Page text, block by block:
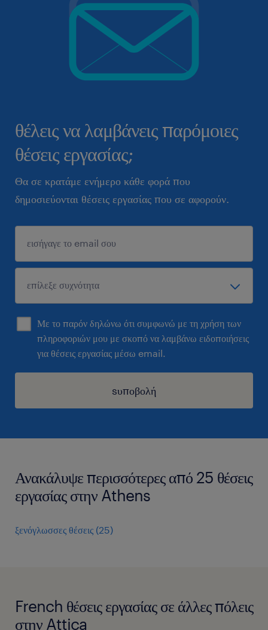
θέλεις να λαμβάνεις παρόμοιες
θέσεις εργασίας;
Θα σε κρατάμε ενήμερο κάθε φορά που
δημοσιεύονται θέσεις εργασίας που σε αφορούν.
Με το παρόν δηλώνω ότι συμφωνώ με τη χρήση των
πληροφοριών μου με σκοπό να λαμβάνω ειδοποιήσεις
για θέσεις εργασίας μέσω email.
sυποβολή
Ανακάλυψε περισσότερες από 25 θέσεις
εργασίας στην Athens
ξενόγλωσσες θέσεις (25)
French θέσεις εργασίας σε άλλες πόλεις
στην Attica